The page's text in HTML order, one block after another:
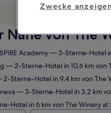
Nähe von The
Academy— 3-Sterne-Hotel
— 2-Sterne-Hotel in 10,6 km von
Sterne-Hotel in 9,4 km von The
— 3-Sterne-Hotel in 3,2 km
Hotel in 6 km von The Winery
Zwecke